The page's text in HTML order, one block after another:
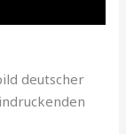
deutscher